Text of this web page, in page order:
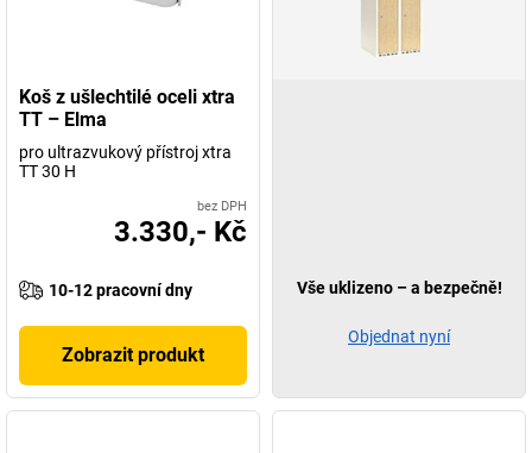
Koš z ušlechtilé oceli xtra
TT – Elma
pro ultrazvukový přístroj xtra
TT 30 H
bez DPH
3.330,- Kč
10-12 pracovní dny
Zobrazit produkt
Vše uklizeno – a bezpečně!
Objednat nyní